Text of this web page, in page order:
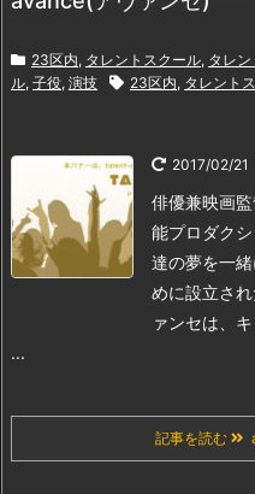
23区内, タレントスクール, タレ
ル, 子役, 演技 23区内, タレント
2017/02/21
俳優兼映画
能プロダク
達の夢を一
めに設立され
ァンセは、
...
記事を読む